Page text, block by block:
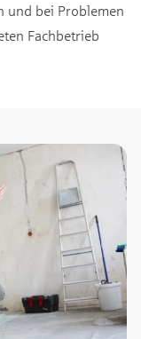
und bei Problemen
Fachbetrieb